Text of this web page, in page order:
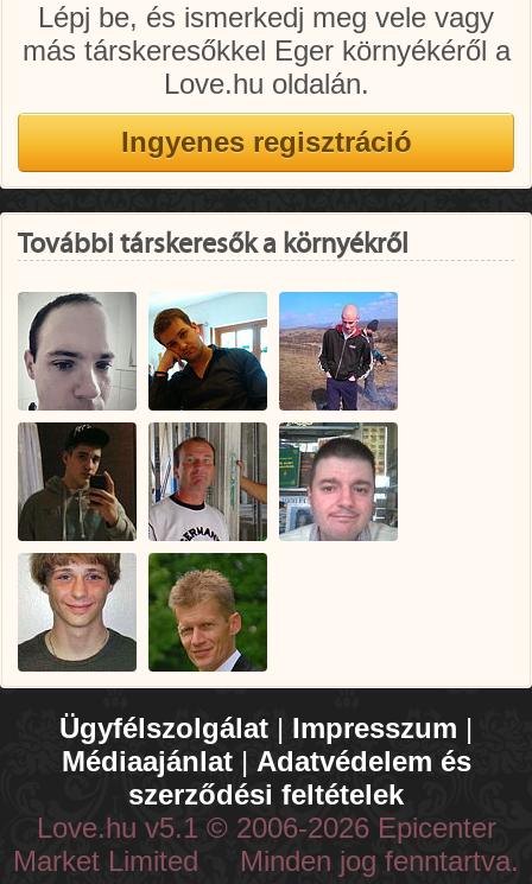
Lépj be, és ismerkedj meg vele vagy
más társkeresőkkel Eger környékéről a
Love.hu oldalán.
További társkeresők a környékről
Ügyfélszolgálat | Impresszum |
Médiaajánlat| Adatvédelem és
szerződési feltételek
Love.hu v5.1 © 2006-2026 Epicenter
Market Limited Minden jog fenntartva.